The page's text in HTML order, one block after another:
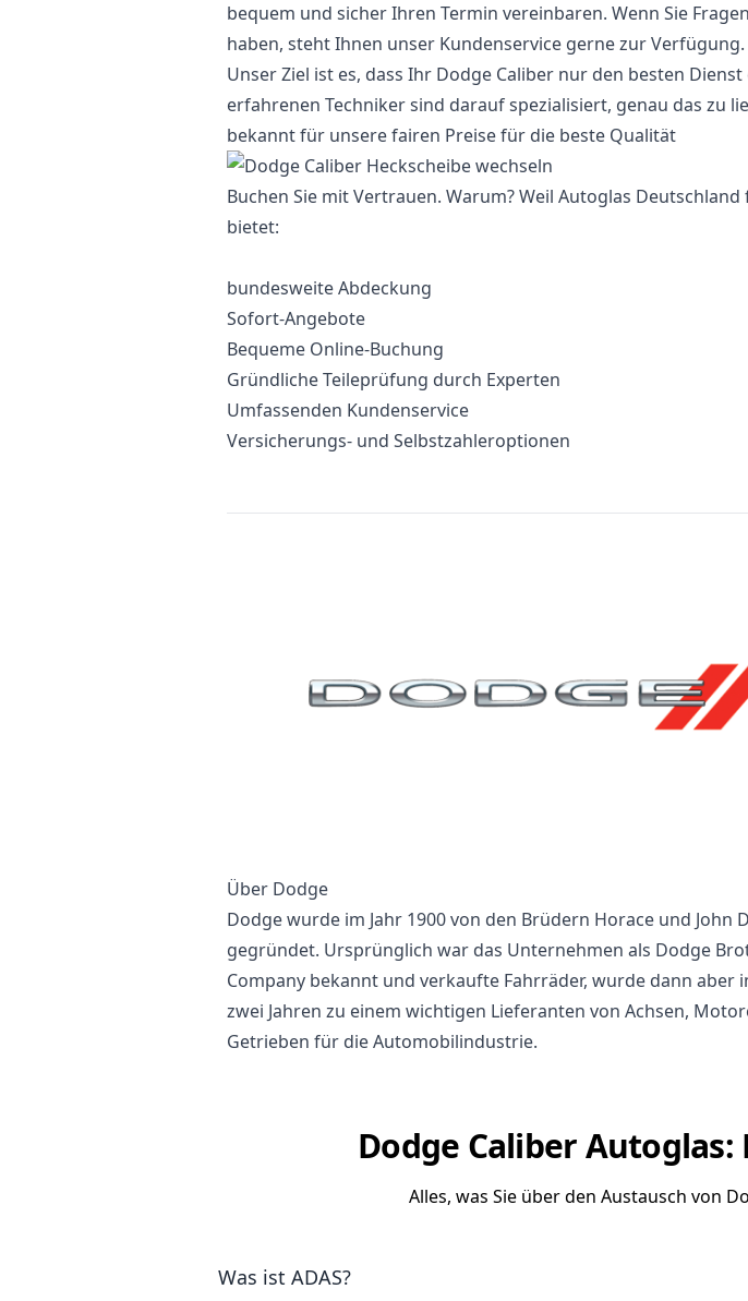
bequem und sicher Ihren Termin vereinbaren. Wenn Sie
haben, steht Ihnen unser Kundenservice gerne zur Verfügung.
Unser Ziel ist es, dass Ihr Dodge Caliber nur den besten
erfahrenen Techniker sind darauf spezialisiert, genau das zu
bekannt für unsere fairen Preise für die beste Qualität
Buchen Sie mit Vertrauen. Warum? Weil Autoglas Deutschland
bietet:
bundesweite Abdeckung
Sofort-Angebote
Bequeme Online-Buchung
Gründliche Teileprüfung durch Experten
Umfassenden Kundenservice
Versicherungs- und Selbstzahleroptionen
Über Dodge
Dodge wurde im Jahr 1900 von den Brüdern Horace und John
gegründet. Ursprünglich war das Unternehmen als Dodge
Company bekannt und verkaufte Fahrräder, wurde dann aber
zwei Jahren zu einem wichtigen Lieferanten von Achsen,
Getrieben für die Automobilindustrie.
Dodge Caliber
Alles, was Sie über den Austausch von
Was ist ADAS?